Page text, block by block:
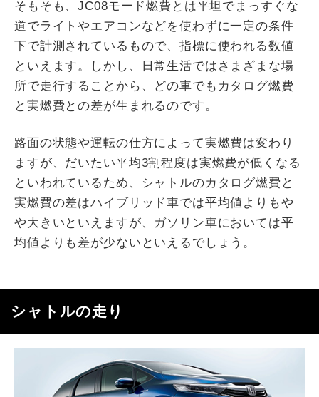
そもそも、JC08モード燃費とは平坦でまっすぐな
道でライトやエアコンなどを使わずに一定の条件
下で計測されているもので、指標に使われる数値
といえます。しかし、日常生活ではさまざまな場
所で走行することから、どの車でもカタログ燃費
と実燃費との差が生まれるのです。
路面の状態や運転の仕方によって実燃費は変わり
ますが、だいたい平均3割程度は実燃費が低くなる
といわれているため、シャトルのカタログ燃費と
実燃費の差はハイブリッド車では平均値よりもや
や大きいといえますが、ガソリン車においては平
均値よりも差が少ないといえるでしょう。
シャトルの走り